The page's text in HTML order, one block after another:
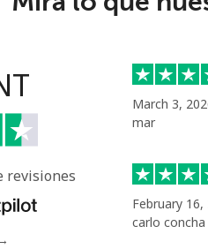
⁦53.9¢⁩
⁦39.5¢⁩
revisiones
March 3,
mar
February 16,
carlo concha